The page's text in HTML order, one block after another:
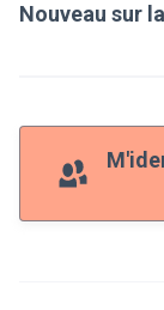
Nouveau sur